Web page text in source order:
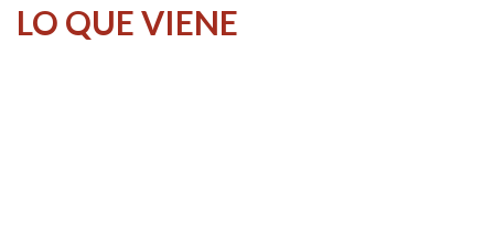
LO QUE VIENE